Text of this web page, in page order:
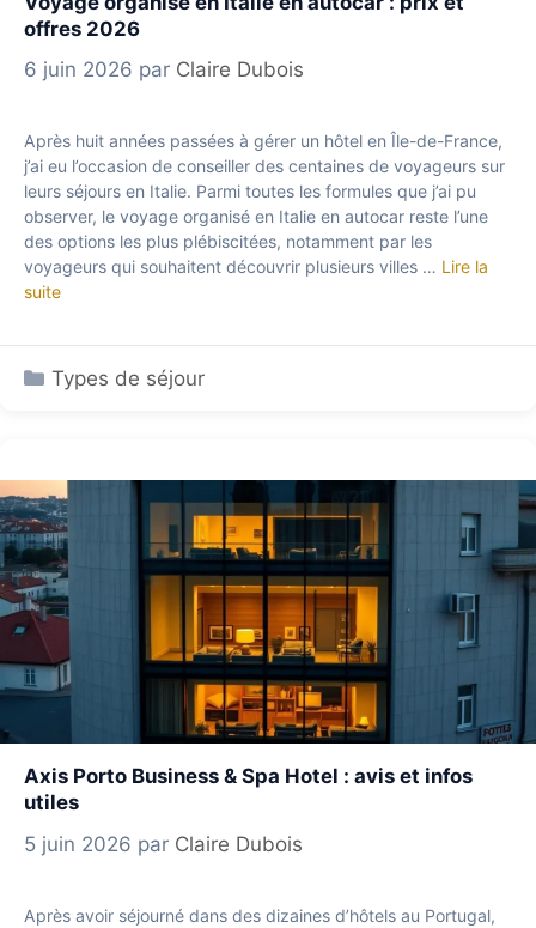
offres 2026
6 juin 2026 par Claire Dubois
Après huit années passées à gérer un hôtel en Île-de-France,
j’ai eu l’occasion de conseiller des centaines de voyageurs sur
leurs séjours en Italie. Parmi toutes les formules que j’ai pu
observer, le voyage organisé en Italie en autocar reste l’une
des options les plus plébiscitées, notamment par les
voyageurs qui souhaitent découvrir plusieurs villes … Lire la
suite
Catégories
Types de séjour
Axis Porto Business & Spa Hotel : avis et infos
utiles
5 juin 2026 par Claire Dubois
Après avoir séjourné dans des dizaines d’hôtels au Portugal,